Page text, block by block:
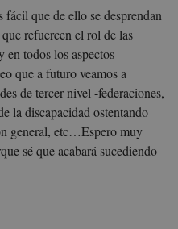
que de ello se desprendan
refuercen el rol de las
en todos los aspectos
que a futuro veamos a
de tercer nivel -federaciones,
la discapacidad ostentando
general, etc…Espero muy
sé que acabará sucediendo